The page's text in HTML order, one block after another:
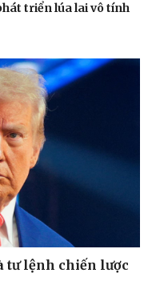
triển lúa lai vô tính
tư lệnh chiến lược